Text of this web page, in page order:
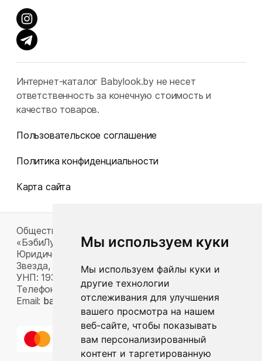
Мы используем куки
Мы используем файлы куки и
другие технологии
отслеживания для улучшения
вашего просмотра на нашем
веб-сайте, чтобы показывать
вам персонализированный
контент и таргетированную
Интернет-каталог Babylook.by не несет
ответственность за конечную стоимость и
качество товаров.
Пользовательское соглашение
Политика конфиденциальности
Карта сайта
Общество с ограниченной ответственностью
«БэбиЛук»
Юридический адрес: 220117, г. Минск, пр-т Газеты
Звезда, д. 16, пом. 52
УНП: 193815124
Телефон:
+375 33 392 66 63
Email: babylook.gm@gmail.com .